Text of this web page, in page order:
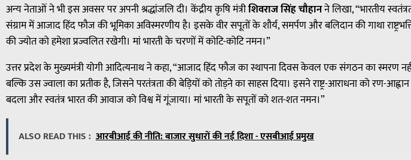
अन्य नेताओं ने भी इस अवसर पर अपनी श्रद्धांजलि दी। केंद्रीय कृषि मंत्रीशिवराज सिंह चौहानने लिखा, “भारतीय
संग्राम में आजाद हिंद फौज की भूमिका अविस्मरणीय है। इसके वीर सपूतों के शौर्य, समर्पण और बलिदान की गाथा
की ज्योत को हमेशा प्रज्वलित रखेगी। मां भारती के चरणों में कोटि-कोटि नमन।”
उत्तर प्रदेश के मुख्यमंत्री योगी आदित्यनाथ ने कहा, “आजाद हिंद फौज का स्थापना दिवस केवल एक संगठन का स्मरण
बल्कि उस ज्वाला का प्रतीक है, जिसने परतंत्रता की बेड़ियों को तोड़ने का साहस दिया। इसने राष्ट्र-आराधना को रण-
बदला और स्वतंत्र भारत की आवाज को विश्व में गूंजाया। मां भारती के सपूतों को शत-शत नमन।”
ALSO READ THIS : आरबीआई की नीति: बाजार सुधारों की नई दिशा - एसबीआई प्रमुख